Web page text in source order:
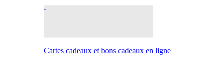
Cartes cadeaux et bons cadeaux en ligne